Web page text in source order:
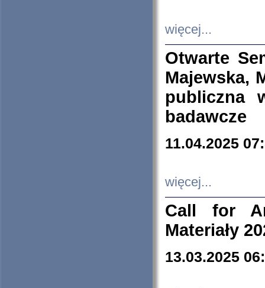
więcej...
Otwarte
Majewska,
publiczna
badawcze
11.04.2025
więcej...
Call for
Materiały
13.03.2025